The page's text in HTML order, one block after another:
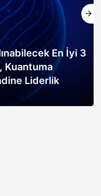
En İyi 3
Kuantuma
Liderlik